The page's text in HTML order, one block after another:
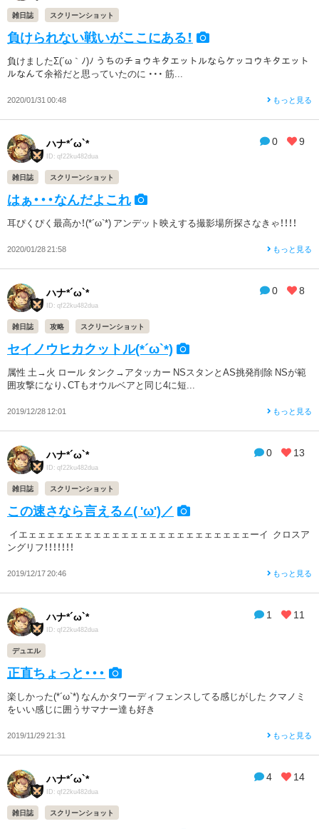
雑日誌 スクリーンショット
負けられない戦いがここにある！
負けましたΣ(´ω｀ﾉ)ﾉ うちのチョウキタエットルならケッコウキタエット
ルなんて余裕だと思っていたのに ・・・ 筋...
2020/01/31 00:48 もっと見る
0 9
ハナ*´ω`*
ID: qf22ku482dua
雑日誌 スクリーンショット
はぁ・・・なんだよこれ
耳ぴくぴく最高か！(*´ω`*) アンデット映えする撮影場所探さなきゃ！！！！
2020/01/28 21:58 もっと見る
0 8
ハナ*´ω`*
ID: qf22ku482dua
雑日誌 攻略 スクリーンショット
セイノウヒカクットル(*´ω`*)
属性 土→火 ロール タンク→アタッカー NSスタンとAS挑発削除 NSが範
囲攻撃になり、CTもオウルベアと同じ4に短...
2019/12/28 12:01 もっと見る
0 13
ハナ*´ω`*
ID: qf22ku482dua
雑日誌 スクリーンショット
この速さなら言える∠( 'ω')／
イエェェェェェェェェェェェェェェェェェェェェェェェェーイ クロスア
ングリフ！！！！！！！
2019/12/17 20:46 もっと見る
1 11
ハナ*´ω`*
ID: qf22ku482dua
デュエル
正直ちょっと・・・
楽しかった(*´ω`*) なんかタワーディフェンスしてる感じがした クマノミ
をいい感じに囲うサマナー達も好き
2019/11/29 21:31 もっと見る
4 14
ハナ*´ω`*
ID: qf22ku482dua
雑日誌 スクリーンショット